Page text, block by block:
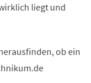
liegt und
ob ein